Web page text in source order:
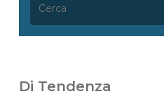
Di Tendenza